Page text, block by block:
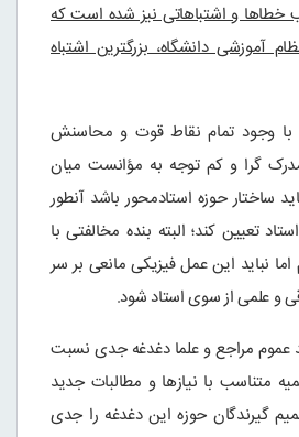
خطاها و اشتباهاتی نیز شده است که
آموزشی دانشگاه، بزرگترین اشتباه
با وجود تمام نقاط قوت و محاسنش
مدرک گرا و کم توجه به مؤانست میان
ساختار حوزه استادمحور باشد آنطور
تعیین کند؛ البته بنده مخالفتی با
اما نباید این عمل فیزیکی مانعی بر سر
و علمی از سوی استاد شود.
عموم مراجع و علما دغدغه جدی نسبت
متناسب با نیازها و مطالبات جدید
گیرندگان حوزه این دغدغه را جدی